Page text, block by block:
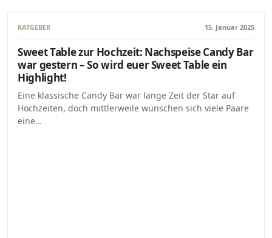
RATGEBER 15. Januar 2025
Sweet Table zur Hochzeit: Nachspeise Candy Bar
war gestern – So wird euer Sweet Table ein
Highlight!
Eine klassische Candy Bar war lange Zeit der Star auf
Hochzeiten, doch mittlerweile wünschen sich viele Paare
eine…